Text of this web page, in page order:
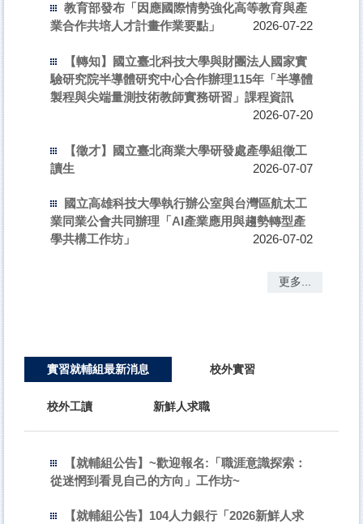
教育部發布「因應國際情勢強化高等教育與產
業合作共培人才計畫作業要點」
2026-07-22
【轉知】國立臺北科技大學與財團法人國家實
驗研究院半導體研究中心合作辦理115年「半導體
製程與尖端量測技術教師實務研習」課程資訊
2026-07-20
【徵才】國立臺北商業大學研發處產學組徵工
讀生
2026-07-07
國立高雄科技大學執行辦公室與台灣區航太工
業同業公會共同辦理「AI產業應用與趨勢轉型產
學共構工作坊」
2026-07-02
更多...
實習就輔組最新消息 校外實習
校外工讀 新鮮人求職
【就輔組公告】~歡迎報名:「職涯意識探索：
從迷惘到看見自己的方向」工作坊~
【就輔組公告】104人力銀行「2026新鮮人求